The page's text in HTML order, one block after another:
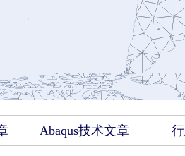
Abaqus技术文章